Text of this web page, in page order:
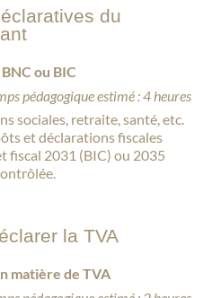
du
ou BIC
pédagogique estimé : 4 heures
sociales, retraite, santé, etc.
et déclarations fiscales
fiscal 2031 (BIC) ou 2035
la TVA
matière de TVA